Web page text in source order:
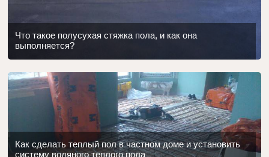
Что такое полусухая стяжка пола, и как она
выполняется?
Как сделать теплый пол в частном доме и установить
систему водяного теплого пола